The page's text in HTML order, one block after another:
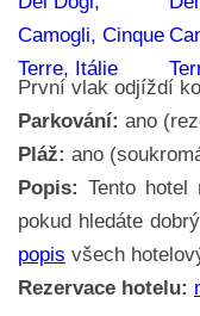
První vlak odjíždí
Parkování: ano
Pláž: ano
Popis: Tento
pokud hledáte
popis všech
Rezervace hotelu: